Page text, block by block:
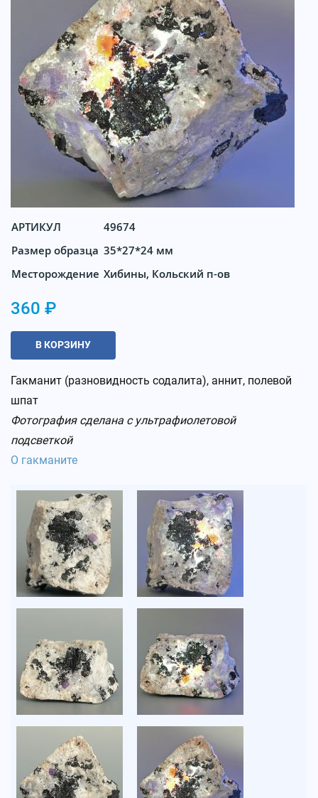
АРТИКУЛ
49674
Размер образца 35*27*24 мм
Месторождение Хибины, Кольский п-ов
360 ₽
В КОРЗИНУ
Гакманит (разновидность содалита), аннит, полевой
шпат
Фотография сделана с ультрафиолетовой
подсветкой
О гакманите